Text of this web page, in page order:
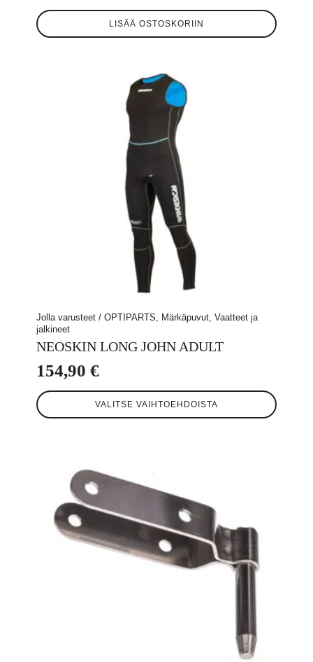
LISÄÄ OSTOSKORIIN
Jolla varusteet / OPTIPARTS, Märkäpuvut, Vaatteet ja
jalkineet
NEOSKIN LONG JOHN ADULT
154,90 €
VALITSE VAIHTOEHDOISTA
Tällä
tuotteella
tuotteen
sivulla.